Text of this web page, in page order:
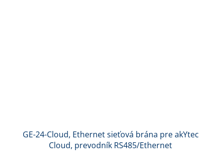
GE-24-Cloud, Ethernet sieťová brána pre akYtec
Cloud, prevodník RS485/Ethernet